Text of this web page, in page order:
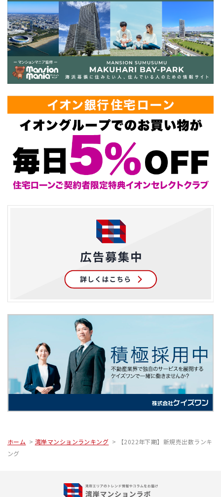
ホーム 湾岸マンションランキング
【2022年下期】新規売出数ランキ
ング